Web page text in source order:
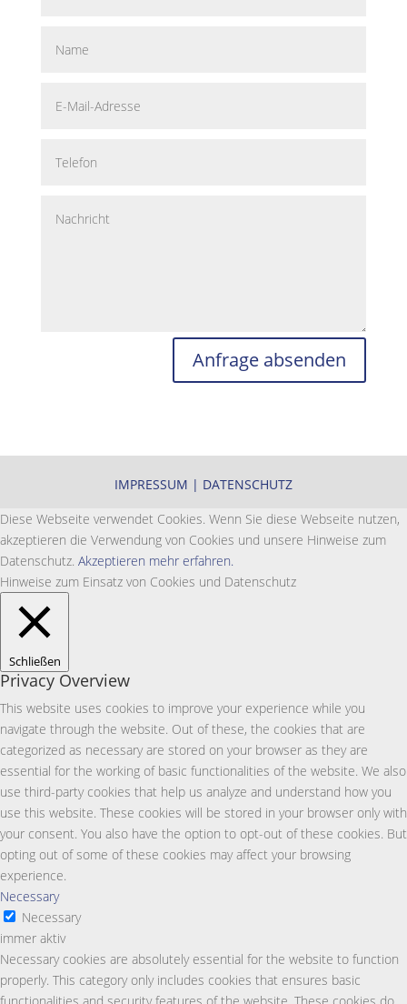
Anfrage absenden
IMPRESSUM | DATENSCHUTZ
Diese Webseite verwendet Cookies. Wenn Sie diese Webseite nutzen,
akzeptieren die Verwendung von Cookies und unsere Hinweise zum
Datenschutz. Akzeptieren mehr erfahren.
Hinweise zum Einsatz von Cookies und Datenschutz
Schließen
Privacy Overview
This website uses cookies to improve your experience while you
navigate through the website. Out of these, the cookies that are
categorized as necessary are stored on your browser as they are
essential for the working of basic functionalities of the website. We also
use third-party cookies that help us analyze and understand how you
use this website. These cookies will be stored in your browser only with
your consent. You also have the option to opt-out of these cookies. But
opting out of some of these cookies may affect your browsing
experience.
Necessary
Necessary
immer aktiv
Necessary cookies are absolutely essential for the website to function
properly. This category only includes cookies that ensures basic